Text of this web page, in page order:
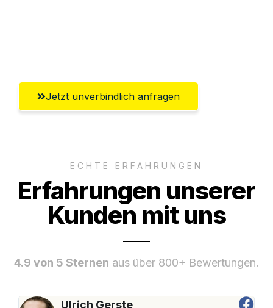
Jetzt unverbindlich anfragen
ECHTE ERFAHRUNGEN
Erfahrungen unserer
Kunden mit uns
4.9 von 5 Sternen aus über 800+ Bewertungen.
Ulrich Gerste